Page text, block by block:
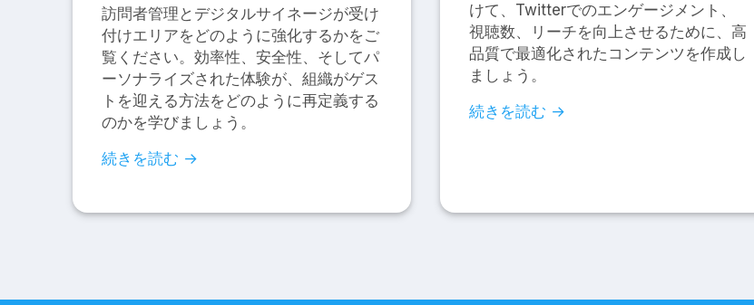
訪問者管理とデジタルサイネージが受け
付けエリアをどのように強化するかをご
覧ください。効率性、安全性、そしてパ
ーソナライズされた体験が、組織がゲス
トを迎える方法をどのように再定義する
のかを学びましょう。
続きを読む →
けて、Twitterでのエンゲージメント、
視聴数、リーチを向上させるために、高
品質で最適化されたコンテンツを作成し
ましょう。
続きを読む →